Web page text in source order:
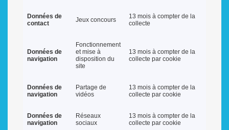
Données de
contact
Jeux concours
13 mois à compter de la
collecte
Données de
navigation
Fonctionnement
et mise à
disposition du
site
13 mois à compter de la
collecte par cookie
Données de
navigation
Partage de
vidéos
13 mois à compter de la
collecte par cookie
Données de
navigation
Réseaux
sociaux
13 mois à compter de la
collecte par cookie